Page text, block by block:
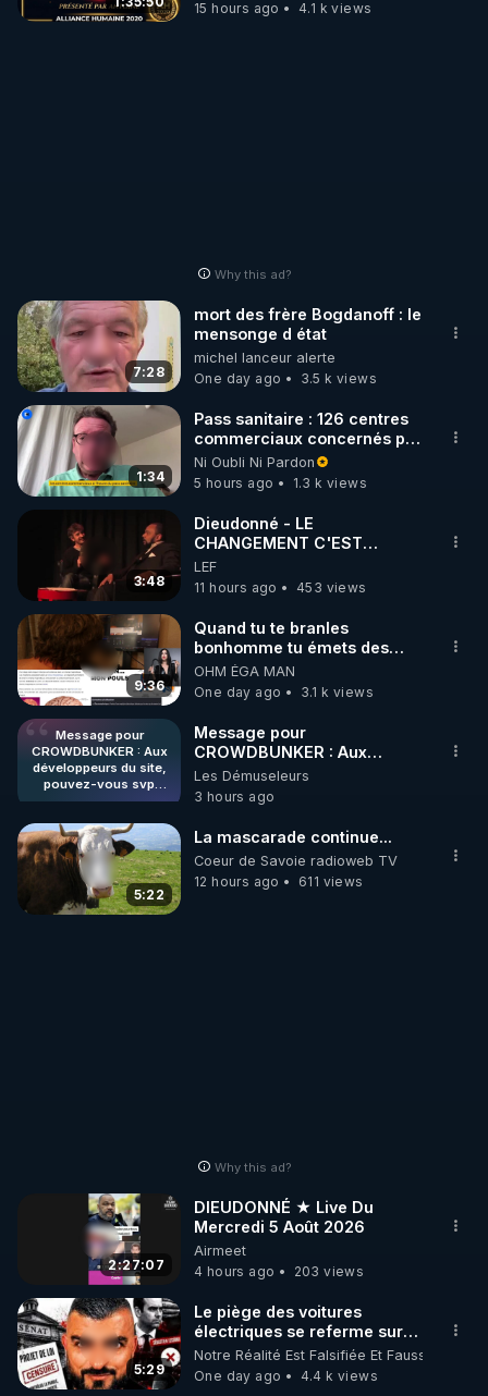
15 hours ago
4.1 k views
Why this ad?
7:28
mort des frère Bogdanoff : le
mensonge d état
michel lanceur alerte
One day ago
3.5 k views
1:34
Pass sanitaire : 126 centres
commerciaux concernés par
l'obligation dans toute la
France
Ni Oubli Ni Pardon
5 hours ago
1.3 k views
3:48
Dieudonné - LE
CHANGEMENT C'EST
MAINTENANT
LEF
11 hours ago
453 views
9:36
Quand tu te branles
bonhomme tu émets des
ondes ils ont juste omis de
t'expliquer
OHM ÉGA MAN
One day ago
3.1 k views
Message pour
CROWDBUNKER : Aux
développeurs du site,
pouvez-vous svp
remettre la
"Les plus récents" car
c'est une
fonctionnalité bien
pratique et sans ça,
nous n'avons pas
envie de perdre du
Message pour
CROWDBUNKER : Aux
développeurs du site,
pouvez-vous svp remettre la
fonctionnalité de tri par "Les
plus récents" car c'est une
et sans ça, nous n'avons pas
envie de perdre du temps à
Les Démuseleurs
3 hours ago
5:22
La mascarade continue...
Coeur de Savoie radioweb TV
12 hours ago
611 views
Why this ad?
2:27:07
DIEUDONNÉ ★ Live Du
Mercredi 5 Août 2026
Airmeet
4 hours ago
203 views
5:29
Le piège des voitures
électriques se referme sur
les usagers !
Notre Réalité Est Falsifiée Et Fausse
One day ago
4.4 k views